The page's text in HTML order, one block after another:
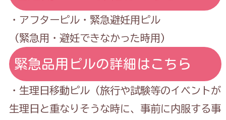
・アフターピル・緊急避妊用ピル
（緊急用・避妊できなかった時用）
緊急品用ピルの詳細はこちら
・生理日移動ピル（旅行や試験等のイベントが
生理日と重なりそうな時に、事前に内服する事